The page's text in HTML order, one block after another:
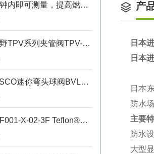
新上市！几秒钟内即可测量，提高燃烧效率！生物质燃料水分仪“HI-700”
池田屋新品高野TPV系列夹管阀TPV-N040正式发布
池田屋新品PISCO迷你弯头球阀BVLC01-6正式发布
池田屋精品！F001-X-02-3F Teflon®真空吸笔技术参数
产
日本
日本
日本
防水
主要
防水
大型